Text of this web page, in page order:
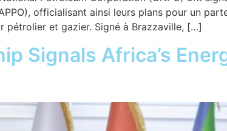
officialisant ainsi leurs plans pour un
pétrolier et gazier. Signé à Brazzaville, […]
Signals Africa’s